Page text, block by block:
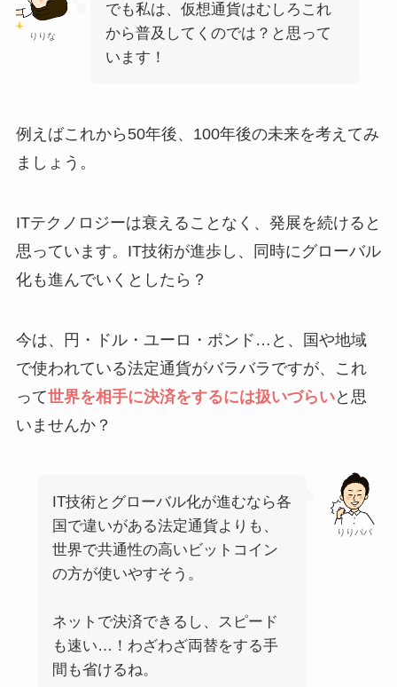
りりな
でも私は、仮想通貨はむしろこれ
から普及してくのでは？と思って
います！
例えばこれから50年後、100年後の未来を考えてみ
ましょう。
ITテクノロジーは衰えることなく、発展を続けると
思っています。IT技術が進歩し、同時にグローバル
化も進んでいくとしたら？
今は、円・ドル・ユーロ・ポンド…と、国や地域
で使われている法定通貨がバラバラですが、これ
って世界を相手に決済をするには扱いづらいと思
いませんか？
りりパパ
IT技術とグローバル化が進むなら各
国で違いがある法定通貨よりも、
世界で共通性の高いビットコイン
の方が使いやすそう。
ネットで決済できるし、スピード
も速い…！わざわざ両替をする手
間も省けるね。